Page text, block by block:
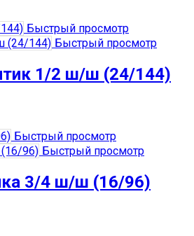
Быстрый просмотр
Быстрый просмотр
1/2 ш/ш (24/144)
Быстрый просмотр
Быстрый просмотр
3/4 ш/ш (16/96)